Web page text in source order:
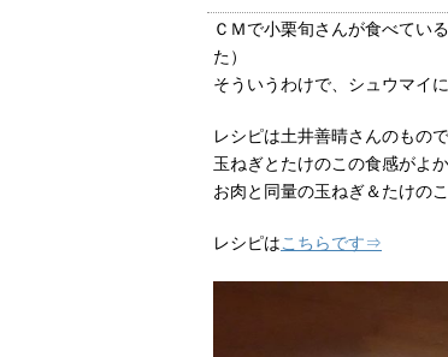
ＣＭで小栗旬さんが食べてい
た）
そういうわけで、シュウマイ
レシピは土井善晴さんのもの
玉ねぎとたけのこの食感がよか
お肉と同量の玉ねぎ＆たけの
レシピはこちらです⇒